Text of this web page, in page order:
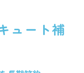
ュート補